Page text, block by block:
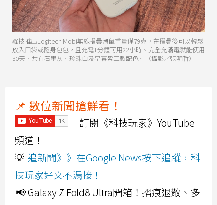
羅技推出Logitech Mobi無線摺疊滑鼠重量僅79克，在摺疊後可以輕鬆
放入口袋或隨身包包，且充電1分鐘可用22小時、完全充滿電就能使用
30天，共有石墨灰、珍珠白及星暮紫三款配色。（攝影／張明哲）
📌 數位新聞搶鮮看！
訂閱《科技玩家》YouTube
頻道！
💡 追新聞》》在Google News按下追蹤，科
技玩家好文不漏接！
📢 Galaxy Z Fold8 Ultra開箱！摺痕退散、多